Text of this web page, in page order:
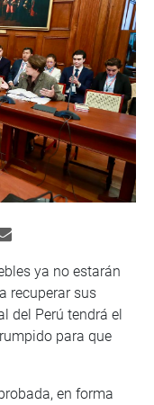
ya no estarán
recuperar sus
del Perú tendrá el
para que
en forma